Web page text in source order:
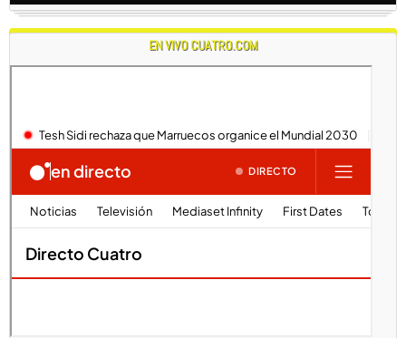
EN VIVO CUATRO.COM